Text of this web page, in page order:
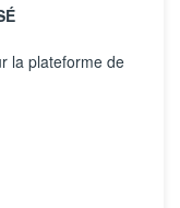
la plateforme de